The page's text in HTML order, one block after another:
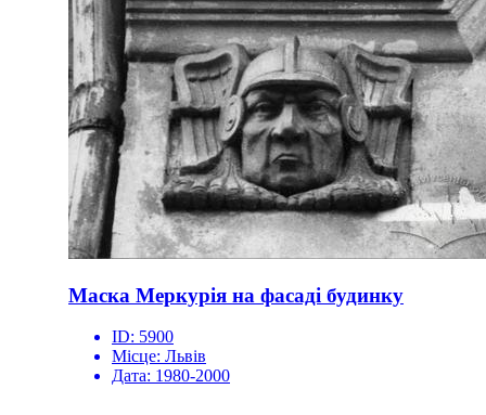
Маска Меркурія на фасаді будинку
ID: 5900
Місце: Львів
Дата: 1980-2000